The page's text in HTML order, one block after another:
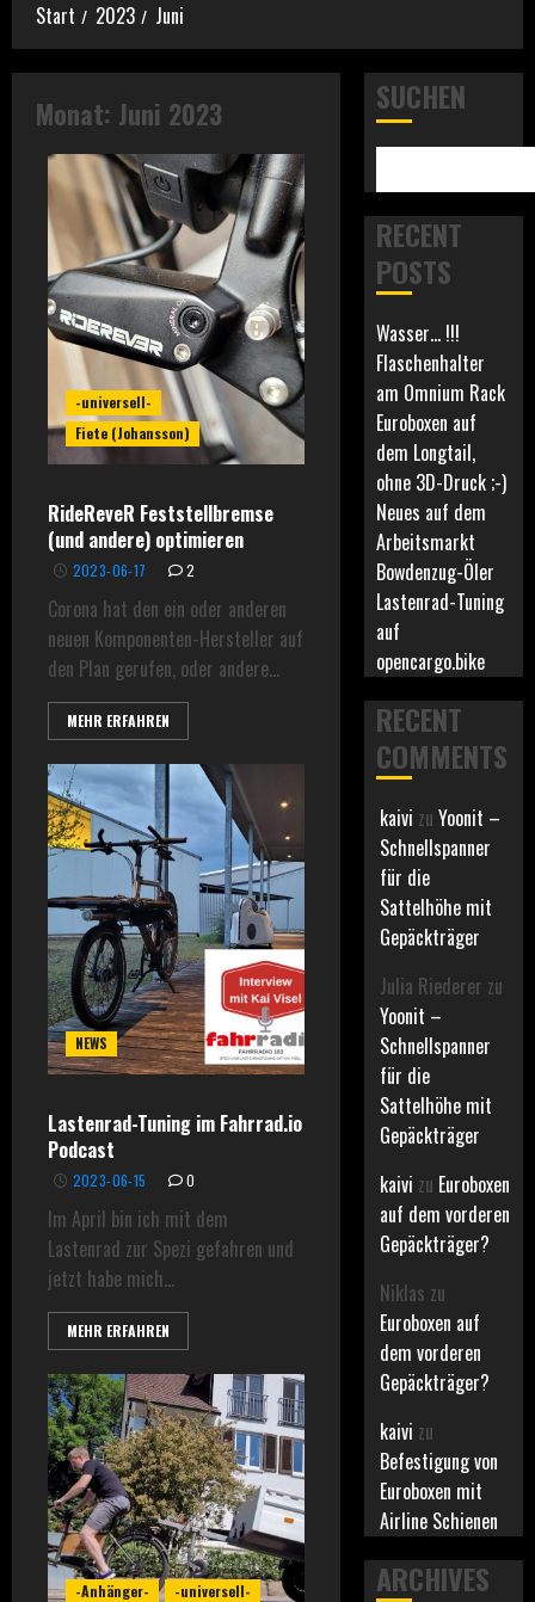
Start 2023 Juni
Monat: Juni 2023
-universell-
Fiete (Johansson)
RideReveR Feststellbremse
(und andere) optimieren
2023-06-17 2
Corona hat den ein oder anderen
neuen Komponenten-Hersteller auf
den Plan gerufen, oder andere...
MEHR ERFAHREN
NEWS
Lastenrad-Tuning im Fahrrad.io
Podcast
2023-06-15 0
Im April bin ich mit dem
Lastenrad zur Spezi gefahren und
jetzt habe mich...
MEHR ERFAHREN
-Anhänger-
-universell-
SUCHEN
RECENT
POSTS
Wasser… !!!
Flaschenhalter
am Omnium Rack
Euroboxen auf
dem Longtail,
ohne 3D-Druck ;-)
Neues auf dem
Arbeitsmarkt
Bowdenzug-Öler
Lastenrad-Tuning
auf
opencargo.bike
RECENT
COMMENTS
kaivi zuYoonit –
Schnellspanner
für die
Sattelhöhe mit
Gepäckträger
Julia Riederer zu
Yoonit –
Schnellspanner
für die
Sattelhöhe mit
Gepäckträger
kaivi zu Euroboxen
auf dem vorderen
Gepäckträger?
Niklas zu
Euroboxen auf
dem vorderen
Gepäckträger?
kaivi zu
Befestigung von
Euroboxen mit
Airline Schienen
ARCHIVES